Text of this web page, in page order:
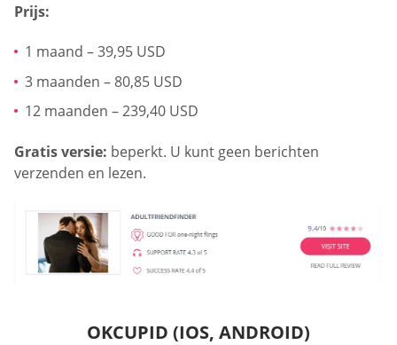
Prijs:
1 maand – 39,95 USD
3 maanden – 80,85 USD
12 maanden – 239,40 USD
Gratis versie: beperkt. U kunt geen berichten
verzenden en lezen.
OKCUPID (IOS, ANDROID)